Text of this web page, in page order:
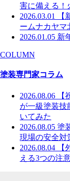
害に備える！
2026.03.01
ームナカヤマ
2026.01.05 新
COLUMN
塗装専門家コラム
2026.08.06
が一級塗装技
いてみた
2026.08.05 塗
現場の安全対
2026.08.04
える3つの注